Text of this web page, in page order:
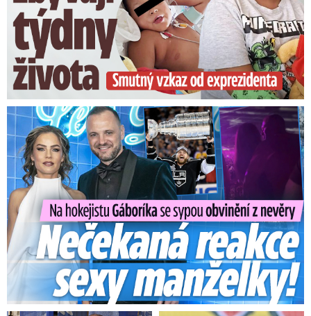
Na Gáboríka se sypou obvinění z nevěry: Reakce manželky!